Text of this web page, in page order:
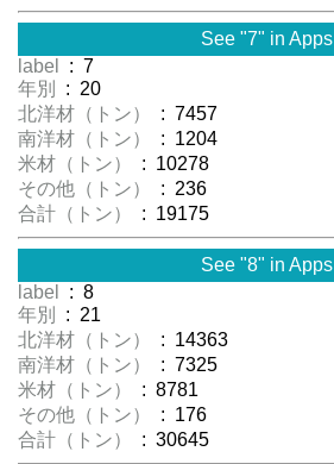
See "7" in Apps
label
: 7
年別
: 20
北洋材（トン）
: 7457
南洋材（トン）
: 1204
米材（トン）
: 10278
その他（トン）
: 236
合計（トン）
: 19175
See "8" in Apps
label
: 8
年別
: 21
北洋材（トン）
: 14363
南洋材（トン）
: 7325
米材（トン）
: 8781
その他（トン）
: 176
合計（トン）
: 30645